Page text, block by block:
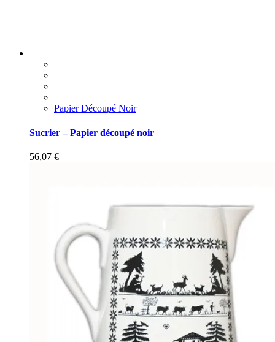
Papier Découpé Noir
Sucrier – Papier découpé noir
56,07 €